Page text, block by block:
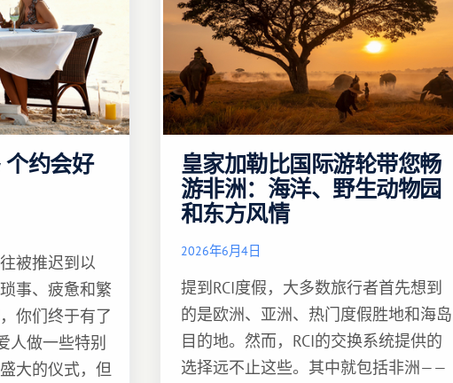
个约会好
被推迟到以
事、疲惫和繁
你们终于有了
做一些特别
大的仪式，但
皇家加勒比国际游轮带您畅
游非洲：海洋、野生动物园
和东方风情
2026年6月4日
提到RCI度假，大多数旅行者首先想到
的是欧洲、亚洲、热门度假胜地和海岛
目的地。然而，RCI的交换系统提供的
选择远不止这些。其中就包括非洲——